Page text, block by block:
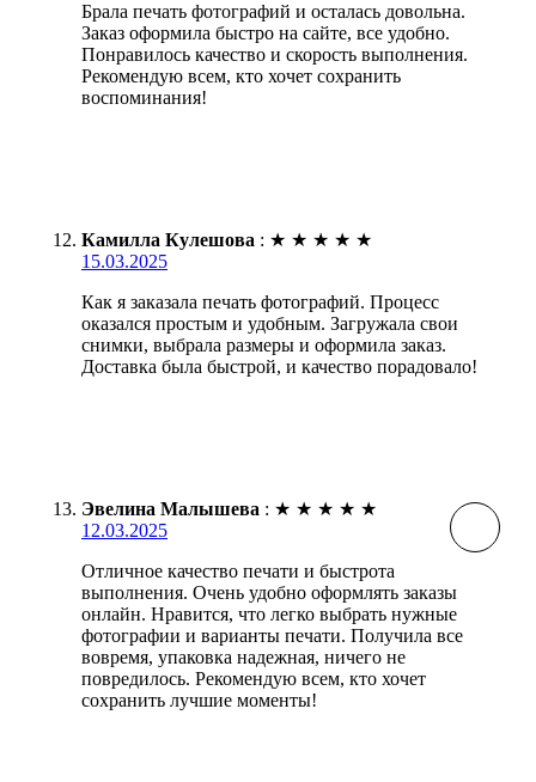
Брала печать фотографий и осталась довольна.
Заказ оформила быстро на сайте, все удобно.
Понравилось качество и скорость выполнения.
Рекомендую всем, кто хочет сохранить
воспоминания!
Камилла Кулешова : ★ ★ ★ ★ ★
15.03.2025
Как я заказала печать фотографий. Процесс
оказался простым и удобным. Загружала свои
снимки, выбрала размеры и оформила заказ.
Доставка была быстрой, и качество порадовало!
Эвелина Малышева : ★ ★ ★ ★ ★
12.03.2025
Отличное качество печати и быстрота
выполнения. Очень удобно оформлять заказы
онлайн. Нравится, что легко выбрать нужные
фотографии и варианты печати. Получила все
вовремя, упаковка надежная, ничего не
повредилось. Рекомендую всем, кто хочет
сохранить лучшие моменты!